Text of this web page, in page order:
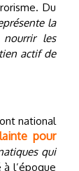
Du
la
nourrir les
actif de
national
pour
qui
l’époque